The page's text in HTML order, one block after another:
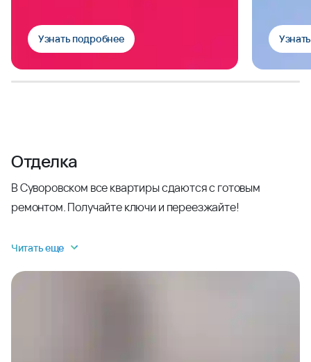
Узнать подробнее
Отделка
В Суворовском все квартиры сдаются с готовым
ремонтом. Получайте ключи и переезжайте!
Читать еще